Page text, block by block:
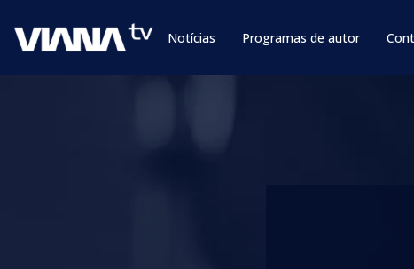
Notícias Programas de autor